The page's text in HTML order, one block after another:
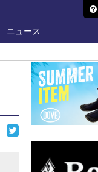
ニュース